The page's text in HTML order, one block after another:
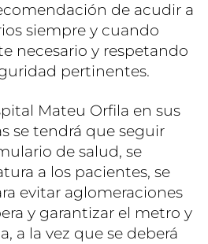
de acudir a
siempre y cuando
necesario y respetando
pertinentes.
Mateu Orfila en sus
se tendrá que seguir
de salud, se
a los pacientes, se
evitar aglomeraciones
y garantizar el metro y
a la vez que se deberá